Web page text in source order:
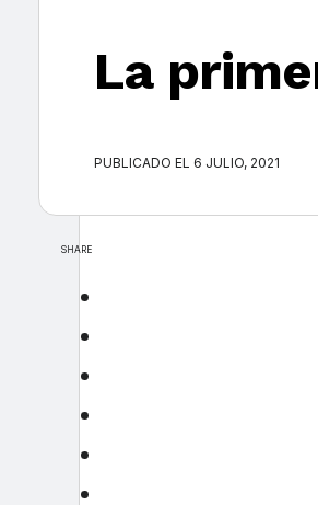
La
PUBLICADO EL 6 JULIO, 2021
SHARE